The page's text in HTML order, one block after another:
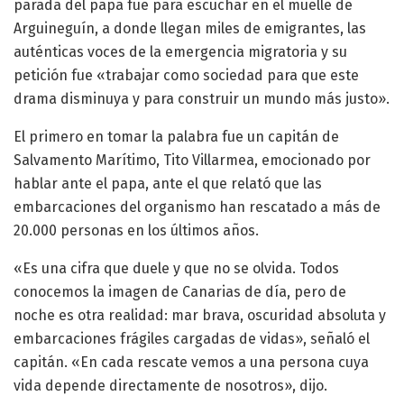
parada del papa fue para escuchar en el muelle de
Arguineguín, a donde llegan miles de emigrantes, las
auténticas voces de la emergencia migratoria y su
petición fue «trabajar como sociedad para que este
drama disminuya y para construir un mundo más justo».
El primero en tomar la palabra fue un capitán de
Salvamento Marítimo, Tito Villarmea, emocionado por
hablar ante el papa, ante el que relató que las
embarcaciones del organismo han rescatado a más de
20.000 personas en los últimos años.
«Es una cifra que duele y que no se olvida. Todos
conocemos la imagen de Canarias de día, pero de
noche es otra realidad: mar brava, oscuridad absoluta y
embarcaciones frágiles cargadas de vidas», señaló el
capitán. «En cada rescate vemos a una persona cuya
vida depende directamente de nosotros», dijo.